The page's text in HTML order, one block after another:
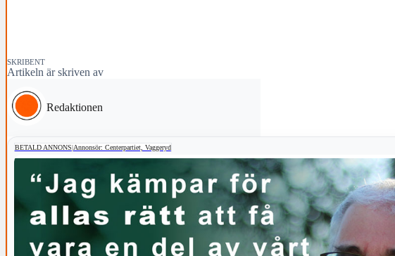
SKRIBENT
Artikeln är skriven av
Redaktionen
BETALD ANNONS|Annonsör: Centerpartiet, Vaggeryd